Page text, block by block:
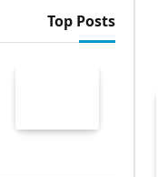
Top Posts